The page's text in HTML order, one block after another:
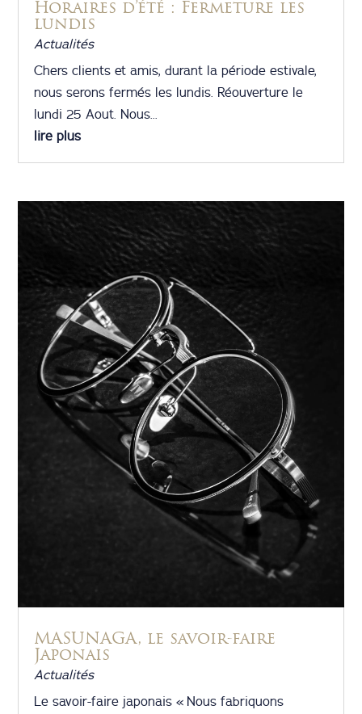
Horaires d’été : Fermeture les
lundis
Actualités
Chers clients et amis, durant la période estivale,
nous serons fermés les lundis. Réouverture le
lundi 25 Aout. Nous...
lire plus
MASUNAGA, le savoir-faire
Japonais
Actualités
Le savoir-faire japonais « Nous fabriquons